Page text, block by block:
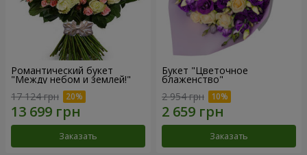
Романтический букет
"Между небом и землей!"
17 124 грн
Заказать
Букет "Цветочное
блаженство"
2 954 грн
Заказать